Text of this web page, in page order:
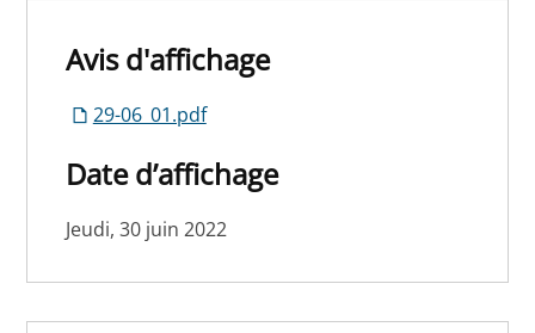
Avis d'affichage
29-06_01.pdf
Date d’affichage
Jeudi, 30 juin 2022